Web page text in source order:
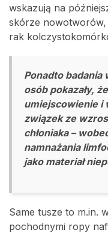
wskazują na
skórze
rak
Ponadto badania
osób pokazały,
umiejscowienie i
związek ze
chłoniaka –
namnażania
jako materiał
Same tusze to m.in.
pochodnymi ropy